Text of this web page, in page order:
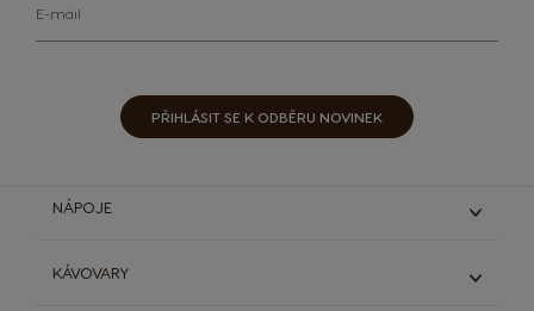
E-mail
PŘIHLÁSIT SE K ODBĚRU NOVINEK
NÁPOJE
Lungo & grande
KÁVOVARY